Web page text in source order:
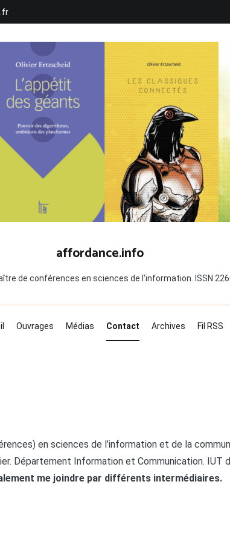
affordance.info
de conférences en sciences de l'information. ISSN
Ouvrages Médias Contact Archives Fil RSS
en sciences de l’information et de la
Département Information et Communication. IUT
me joindre par différents intermédiaires.